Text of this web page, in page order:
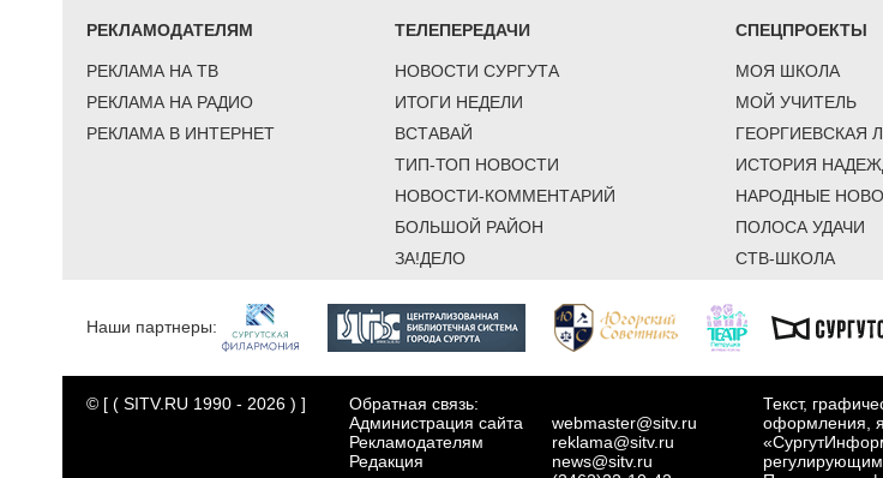
РЕКЛАМОДАТЕЛЯМ
РЕКЛАМА НА ТВ
РЕКЛАМА НА РАДИО
РЕКЛАМА В ИНТЕРНЕТ
ТЕЛЕПЕРЕДАЧИ
НОВОСТИ СУРГУТА
ИТОГИ НЕДЕЛИ
ВСТАВАЙ
ТИП-ТОП НОВОСТИ
НОВОСТИ-КОММЕНТАРИЙ
БОЛЬШОЙ РАЙОН
ЗА!ДЕЛО
СПЕЦПРОЕКТЫ
МОЯ ШКОЛА
МОЙ УЧИТЕЛЬ
ГЕОРГИЕВСКАЯ
ИСТОРИЯ
НАРОДНЫЕ
ПОЛОСА УДАЧИ
СТВ-ШКОЛА
Наши партнеры:
© [ ( SITV.RU 1990 - 2026 ) ]
Обратная связь:
Администрация сайта
Рекламодателям
Редакция
webmaster@sitv.ru
reklama@sitv.ru
news@sitv.ru
Текст,
оформления,